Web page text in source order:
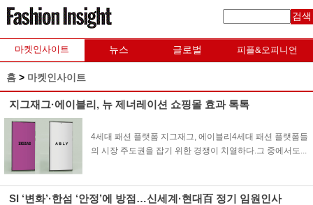
검색
마켓인사이트 뉴스 글로벌 피플&오피니언
홈> 마켓인사이트
지그재그·에이블리, 뉴 제너레이션 쇼핑몰 효과 톡톡
4세대 패션 플랫폼 지그재그, 에이블리4세대 패션 플랫폼들
의 시장 주도권을 잡기 위한 경쟁이 치열하다.그 중에서도...
SI ‘변화’·한섬 ‘안정’에 방점…신세계·현대百 정기 임원인사